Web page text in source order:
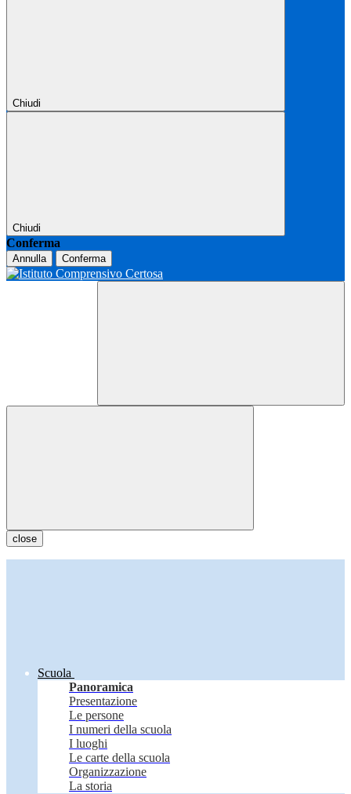
Chiudi
Chiudi
Conferma
Annulla Conferma
close
Scuola
Panoramica
Presentazione
Le persone
I numeri della scuola
I luoghi
Le carte della scuola
Organizzazione
La storia